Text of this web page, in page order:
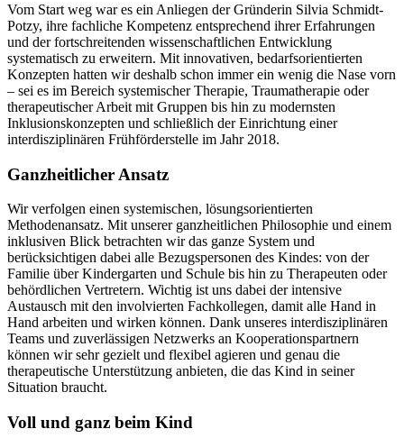
Vom Start weg war es ein Anliegen der Gründerin Silvia Schmidt-
Potzy, ihre fachliche Kompetenz entsprechend ihrer Erfahrungen
und der fortschreitenden wissenschaftlichen Entwicklung
systematisch zu erweitern. Mit innovativen, bedarfsorientierten
Konzepten hatten wir deshalb schon immer ein wenig die Nase vorn
– sei es im Bereich systemischer Therapie, Traumatherapie oder
therapeutischer Arbeit mit Gruppen bis hin zu modernsten
Inklusionskonzepten und schließlich der Einrichtung einer
interdisziplinären Frühförderstelle im Jahr 2018.
Ganzheitlicher Ansatz
Wir verfolgen einen systemischen, lösungsorientierten
Methodenansatz. Mit unserer ganzheitlichen Philosophie und einem
inklusiven Blick betrachten wir das ganze System und
berücksichtigen dabei alle Bezugspersonen des Kindes: von der
Familie über Kindergarten und Schule bis hin zu Therapeuten oder
behördlichen Vertretern. Wichtig ist uns dabei der intensive
Austausch mit den involvierten Fachkollegen, damit alle Hand in
Hand arbeiten und wirken können. Dank unseres interdisziplinären
Teams und zuverlässigen Netzwerks an Kooperationspartnern
können wir sehr gezielt und flexibel agieren und genau die
therapeutische Unterstützung anbieten, die das Kind in seiner
Situation braucht.
Voll und ganz beim Kind